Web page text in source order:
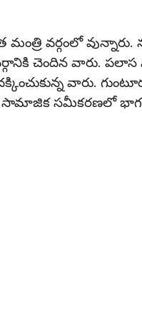
మంత్రి వర్గంలో
చెందిన వారు.
వారు.
సమీకరణలో